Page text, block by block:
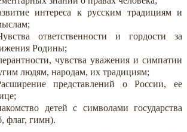
интереса к русским традициям и
ответственности и гордости за
Родины;
чувства уважения и симпатии
людям, народам, их традициям;
представлений о России, ее
детей с символами государства
флаг, гимн).